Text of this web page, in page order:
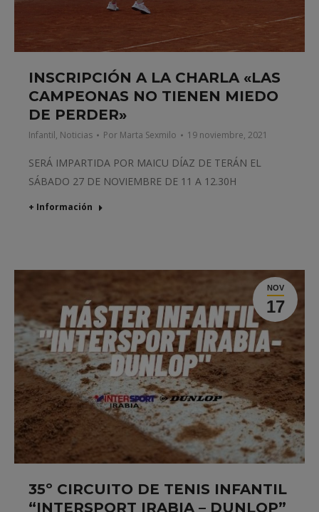
INSCRIPCIÓN A LA CHARLA «LAS
CAMPEONAS NO TIENEN MIEDO
DE PERDER»
Infantil, Noticias Por Marta Sexmilo 19 noviembre, 2021
SERÁ IMPARTIDA POR MAICU DÍAZ DE TERÁN EL
SÁBADO 27 DE NOVIEMBRE DE 11 A 12.30H
+ Información
NOV
17
35º CIRCUITO DE TENIS INFANTIL
“INTERSPORT IRABIA – DUNLOP”